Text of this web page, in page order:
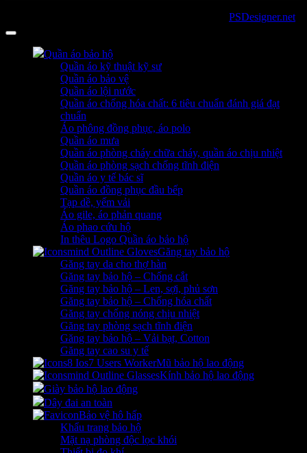
PSDesigner.net
Quần áo bảo hộ
Quần áo kỹ thuật kỹ sư
Quần áo bảo vệ
Quần áo lội nước
Quần áo chống hóa chất: 6 tiêu chuẩn đánh giá đạt
chuẩn
Áo phông đồng phục, áo polo
Quần áo mưa
Quần áo phòng cháy chữa cháy, quần áo chịu nhiệt
Quần áo phòng sạch chống tĩnh điện
Quần áo y tế bác sĩ
Quần áo đồng phục đầu bếp
Tạp dề, yếm vải
Áo gile, áo phản quang
Áo phao cứu hộ
In thêu Logo Quần áo bảo hộ
Găng tay bảo hộ
Găng tay da cho thợ hàn
Găng tay bảo hộ – Chống cắt
Găng tay bảo hộ – Len, sợi, phủ sơn
Găng tay bảo hộ – Chống hóa chất
Găng tay chống nóng chịu nhiệt
Găng tay phòng sạch tĩnh điện
Găng tay bảo hộ – Vải bạt, Cotton
Găng tay cao su y tế
Mũ bảo hộ lao động
Kính bảo hộ lao động
Giày bảo hộ lao động
Dây đai an toàn
Bảo vệ hô hấp
Khẩu trang bảo hộ
Mặt nạ phòng độc lọc khói